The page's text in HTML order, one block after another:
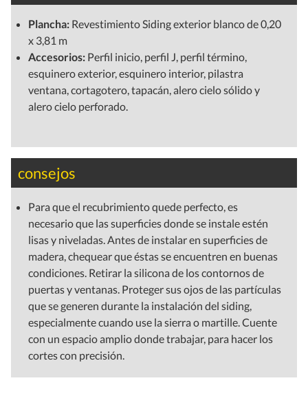
Plancha: Revestimiento Siding exterior blanco de 0,20
x 3,81 m
Accesorios: Perfil inicio, perfil J, perfil término,
esquinero exterior, esquinero interior, pilastra
ventana, cortagotero, tapacán, alero cielo sólido y
alero cielo perforado.
consejos
Para que el recubrimiento quede perfecto, es
necesario que las superficies donde se instale estén
lisas y niveladas. Antes de instalar en superficies de
madera, chequear que éstas se encuentren en buenas
condiciones. Retirar la silicona de los contornos de
puertas y ventanas. Proteger sus ojos de las partículas
que se generen durante la instalación del siding,
especialmente cuando use la sierra o martille. Cuente
con un espacio amplio donde trabajar, para hacer los
cortes con precisión.